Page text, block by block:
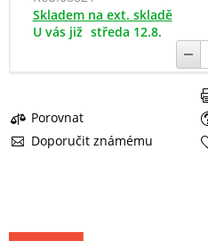
Skladem na ext. skladě
U vás již středa 12.8.
Porovnat
Doporučit známému